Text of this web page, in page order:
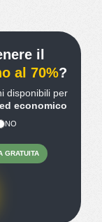
il
al 70%?
disponibili per
economico
NO
GRATUITA